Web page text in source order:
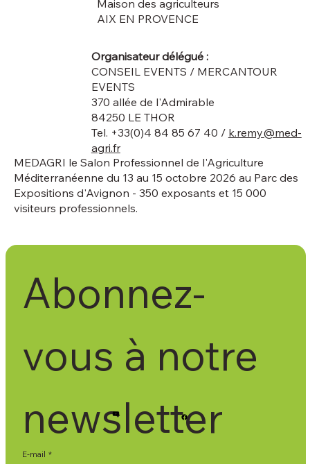
MEDAGRI le Salon Professionnel de l'Agriculture
Méditerranéenne du 13 au 15 octobre 2026 au Parc des
Expositions d'Avignon - 350 exposants et 15 000
visiteurs professionnels.
Organisateur délégué :
CONSEIL EVENTS / MERCANTOUR
EVENTS
370 allée de l'Admirable
84250 LE THOR
Tel. +33(0)4 84 85 67 40 / k.remy@med-
agri.fr
Maison des agriculteurs
AIX EN PROVENCE
Abonnez-
vous à notre
newsletter
E-mail *